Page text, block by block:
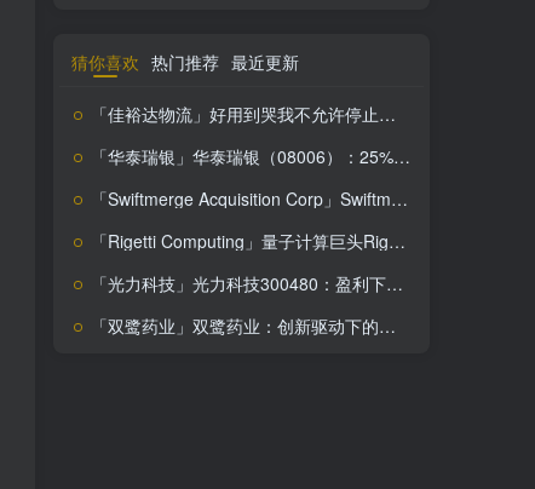
猜你喜欢 热门推荐 最近更新
「佳裕达物流」好用到哭我不允许停止摆烂
「华泰瑞银」华泰瑞银（08006）：25%低估值下的投资机会
「Swiftmerge Acquisition Corp」Swiftmerge Acquisition Corp投资价值解析：稳中求进还是暗藏风险？
「Rigetti Computing」量子计算巨头Rigetti，内在价值翻倍，市场却未发现？
「光力科技」光力科技300480：盈利下滑背后的挑战与机遇，投资价值解析
「双鹭药业」双鹭药业：创新驱动下的生物医药潜力股，市场回调中的投资机会？